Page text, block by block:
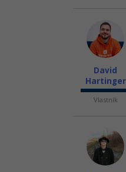
David
Hartinger
Vlastník